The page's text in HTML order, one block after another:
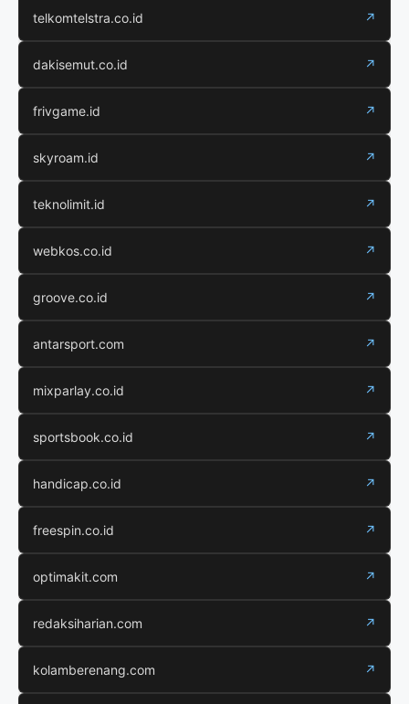
telkomtelstra.co.id ↗
dakisemut.co.id ↗
frivgame.id ↗
skyroam.id ↗
teknolimit.id ↗
webkos.co.id ↗
groove.co.id ↗
antarsport.com ↗
mixparlay.co.id ↗
sportsbook.co.id ↗
handicap.co.id ↗
freespin.co.id ↗
optimakit.com ↗
redaksiharian.com ↗
kolamberenang.com ↗